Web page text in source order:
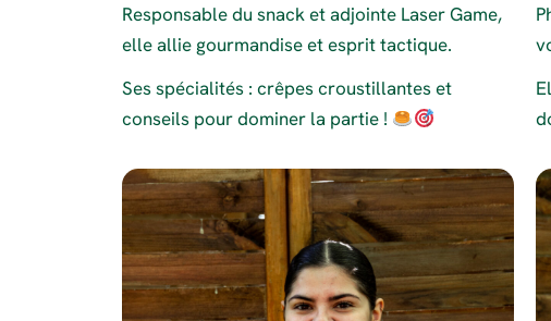
Responsable du snack et adjointe Laser Game,
elle allie gourmandise et esprit tactique.
Ses spécialités : crêpes croustillantes et
conseils pour dominer la partie !